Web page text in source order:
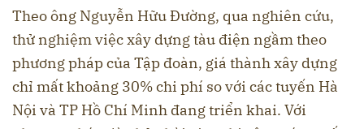
Theo ông Nguyễn Hữu Đường, qua nghiên cứu,
thử nghiệm việc xây dựng tàu điện ngầm theo
phương pháp của Tập đoàn, giá thành xây dựng
chỉ mất khoảng 30% chi phí so với các tuyến Hà
Nội và TP Hồ Chí Minh đang triển khai. Với